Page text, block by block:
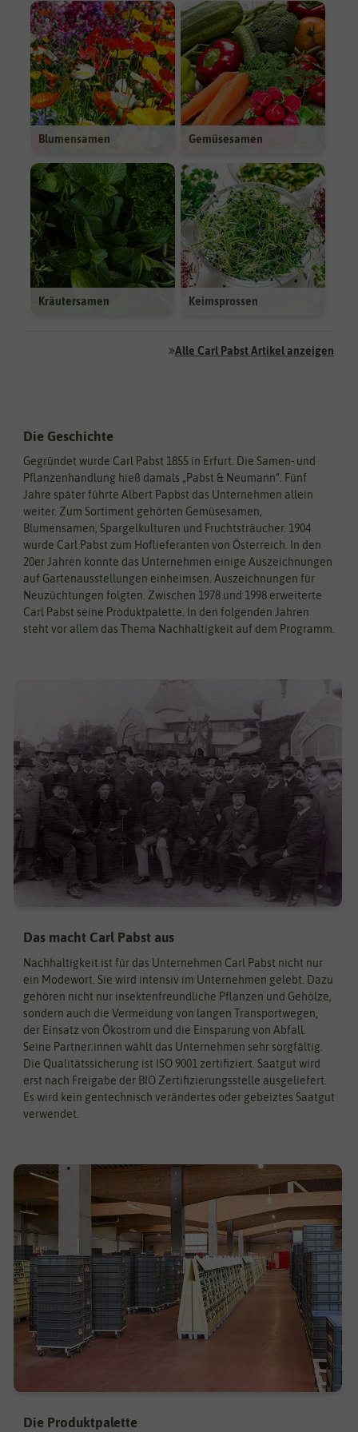
Blumensamen Gemüsesamen
Kräutersamen Keimsprossen
Alle Carl Pabst Artikel anzeigen
Die Geschichte
Gegründet wurde Carl Pabst 1855 in Erfurt. Die Samen- und
Pflanzenhandlung hieß damals „Pabst & Neumann“. Fünf
Jahre später führte Albert Papbst das Unternehmen allein
weiter. Zum Sortiment gehörten Gemüsesamen,
Blumensamen, Spargelkulturen und Fruchtsträucher. 1904
wurde Carl Pabst zum Hoflieferanten von Österreich. In den
20er Jahren konnte das Unternehmen einige Auszeichnungen
auf Gartenausstellungen einheimsen. Auszeichnungen für
Neuzüchtungen folgten. Zwischen 1978 und 1998 erweiterte
Carl Pabst seine Produktpalette. In den folgenden Jahren
steht vor allem das Thema Nachhaltigkeit auf dem Programm.
Das macht Carl Pabst aus
Nachhaltigkeit ist für das Unternehmen Carl Pabst nicht nur
ein Modewort. Sie wird intensiv im Unternehmen gelebt. Dazu
gehören nicht nur insektenfreundliche Pflanzen und Gehölze,
sondern auch die Vermeidung von langen Transportwegen,
der Einsatz von Ökostrom und die Einsparung von Abfall.
Seine Partner:innen wählt das Unternehmen sehr sorgfältig.
Die Qualitätssicherung ist ISO 9001 zertifiziert. Saatgut wird
erst nach Freigabe der BIO Zertifizierungsstelle ausgeliefert.
Es wird kein gentechnisch verändertes oder gebeiztes Saatgut
verwendet.
Die Produktpalette